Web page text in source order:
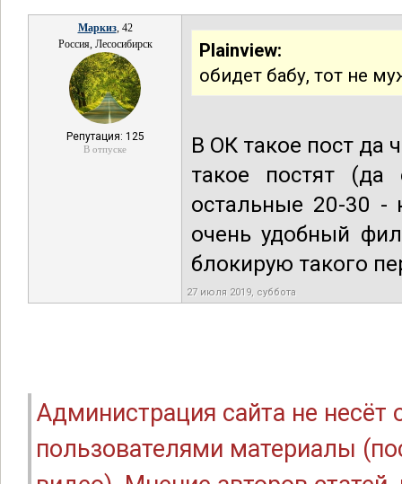
Маркиз, 42
Россия, Лесосибирск
Репутация: 125
В отпуске
Plainview:
обидет бабу, тот не
В ОК такое пост да
такое постят (да
остальные 20-30 -
очень удобный
блокирую такого
27 июля 2019, суббота
Администрация сайта не
пользователями материалы